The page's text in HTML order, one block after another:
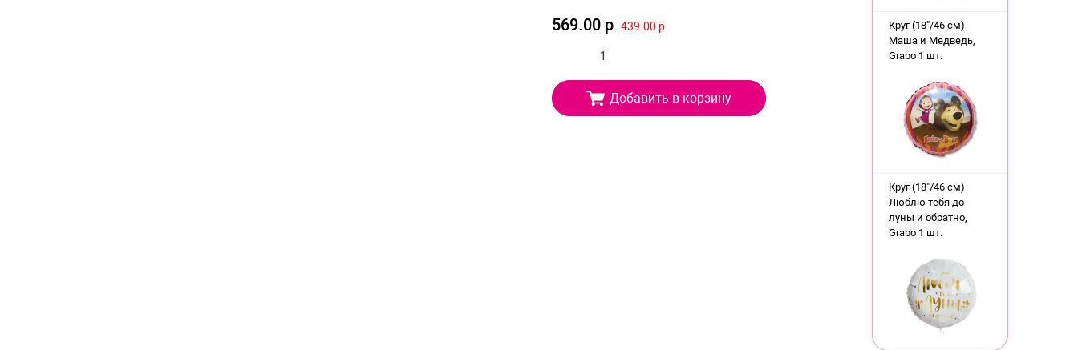
569.00 р 439.00 р
Добавить в корзину
Круг (18"/46 см)
Маша и Медведь,
Grabo 1 шт.
Круг (18"/46 см)
Люблю тебя до
луны и обратно,
Grabo 1 шт.